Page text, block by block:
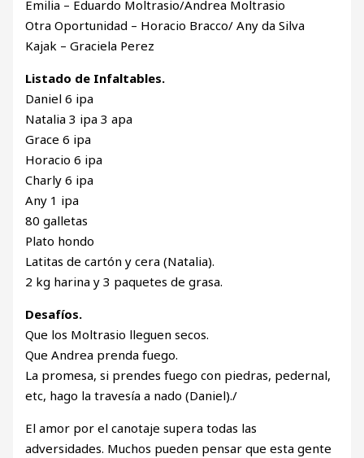
Emilia – Eduardo Moltrasio/Andrea Moltrasio
Otra Oportunidad – Horacio Bracco/ Any da Silva
Kajak – Graciela Perez
Listado de Infaltables.
Daniel 6 ipa
Natalia 3 ipa 3 apa
Grace 6 ipa
Horacio 6 ipa
Charly 6 ipa
Any 1 ipa
80 galletas
Plato hondo
Latitas de cartón y cera (Natalia).
2 kg harina y 3 paquetes de grasa.
Desafíos.
Que los Moltrasio lleguen secos.
Que Andrea prenda fuego.
La promesa, si prendes fuego con piedras, pedernal,
etc, hago la travesía a nado (Daniel)./
El amor por el canotaje supera todas las
adversidades. Muchos pueden pensar que esta gente